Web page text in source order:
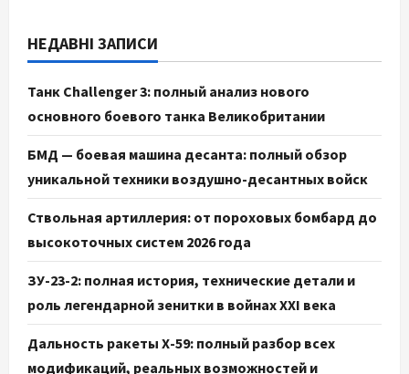
НЕДАВНІ ЗАПИСИ
Танк Challenger 3: полный анализ нового
основного боевого танка Великобритании
БМД — боевая машина десанта: полный обзор
уникальной техники воздушно-десантных войск
Ствольная артиллерия: от пороховых бомбард до
высокоточных систем 2026 года
ЗУ-23-2: полная история, технические детали и
роль легендарной зенитки в войнах XXI века
Дальность ракеты Х-59: полный разбор всех
модификаций, реальных возможностей и